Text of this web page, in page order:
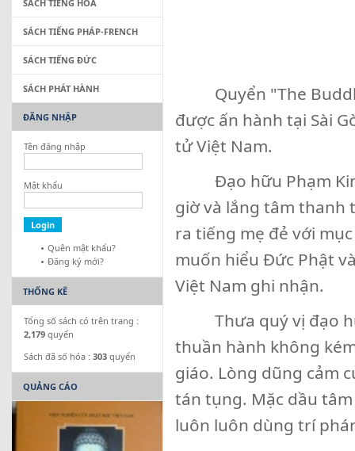
Quyển "The
được ấn hành tại Sài
tử Việt Nam.
Đạo hữu Phạm Kim
giờ và lắng tâm thanh
ra tiếng mẹ đẻ với
muốn hiểu Đức Phật
Việt Nam ghi nhận.
Thưa quý vị đạo
thuần hành không
giáo. Lòng dũng cảm
tán tụng. Mặc dầu
luôn luôn dùng trí
SÁCH TIẾNG HOA
SÁCH TIẾNG PHÁP-FRENCH
SÁCH TIẾNG ĐỨC
SÁCH PHÁT HÀNH
ĐĂNG NHẬP
Tên đăng nhập
Mật khẩu
Quên mật khẩu?
Đăng ký mới?
THỐNG KÊ
Tổng số sách có trên trang :
2,179 quyển
Sách đã số hóa : 303 quyển
QUẢNG CÁO